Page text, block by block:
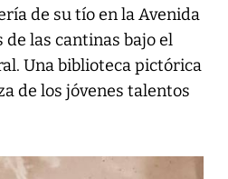
de su tío en la Avenida
de las cantinas bajo el
Una biblioteca pictórica
de los jóvenes talentos